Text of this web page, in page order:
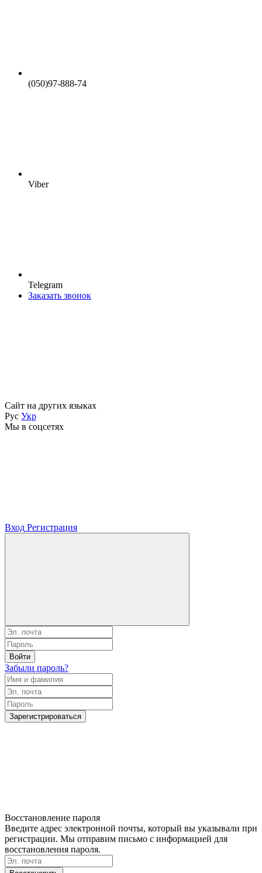
(050)97-888-74
Viber
Telegram
Заказать звонок
Сайт на других языках
Рус Укр
Мы в соцсетях
Вход Регистрация
Войти
Забыли пароль?
Зарегистрироваться
Восстановление пароля
Введите адрес электронной почты, который вы указывали при
регистрации. Мы отправим письмо с информацией для
восстановления пароля.